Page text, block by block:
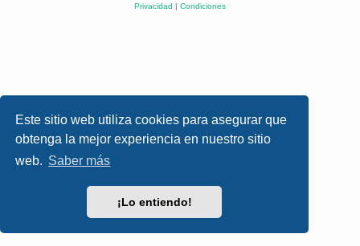
Este sitio web utiliza cookies para asegurar que
obtenga la mejor experiencia en nuestro sitio
web. Saber más
¡Lo entiendo!
Privacidad | Condiciones